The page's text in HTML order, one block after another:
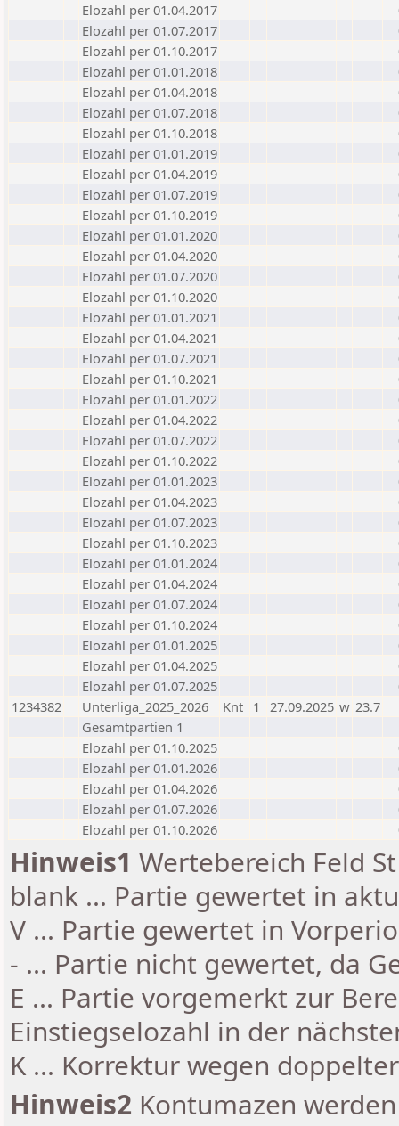
Elozahl per 01.04.2017
Elozahl per 01.07.2017
Elozahl per 01.10.2017
Elozahl per 01.01.2018
Elozahl per 01.04.2018
Elozahl per 01.07.2018
Elozahl per 01.10.2018
Elozahl per 01.01.2019
Elozahl per 01.04.2019
Elozahl per 01.07.2019
Elozahl per 01.10.2019
Elozahl per 01.01.2020
Elozahl per 01.04.2020
Elozahl per 01.07.2020
Elozahl per 01.10.2020
Elozahl per 01.01.2021
Elozahl per 01.04.2021
Elozahl per 01.07.2021
Elozahl per 01.10.2021
Elozahl per 01.01.2022
Elozahl per 01.04.2022
Elozahl per 01.07.2022
Elozahl per 01.10.2022
Elozahl per 01.01.2023
Elozahl per 01.04.2023
Elozahl per 01.07.2023
Elozahl per 01.10.2023
Elozahl per 01.01.2024
Elozahl per 01.04.2024
Elozahl per 01.07.2024
Elozahl per 01.10.2024
Elozahl per 01.01.2025
Elozahl per 01.04.2025
Elozahl per 01.07.2025
1234382
Unterliga_2025_2026 Knt 1 27.09.2025 w 23.7
Gesamtpartien 1
Elozahl per 01.10.2025
Elozahl per 01.01.2026
Elozahl per 01.04.2026
Elozahl per 01.07.2026
Elozahl per 01.10.2026
Hinweis1 Wertebereich Feld
blank ... Partie gewertet in
V ... Partie gewertet in
- ... Partie nicht gewertet, da
E ... Partie vorgemerkt zur
Einstiegselozahl in der
K ... Korrektur wegen
Hinweis2 Kontumazen